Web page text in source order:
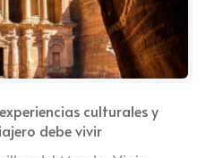
culturales y
debe vivir